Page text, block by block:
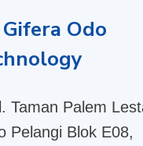
Odo
Taman Palem
Pelangi Blok E08,